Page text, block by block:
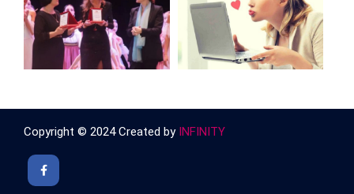
Copyright © 2024 Created by INFINITY